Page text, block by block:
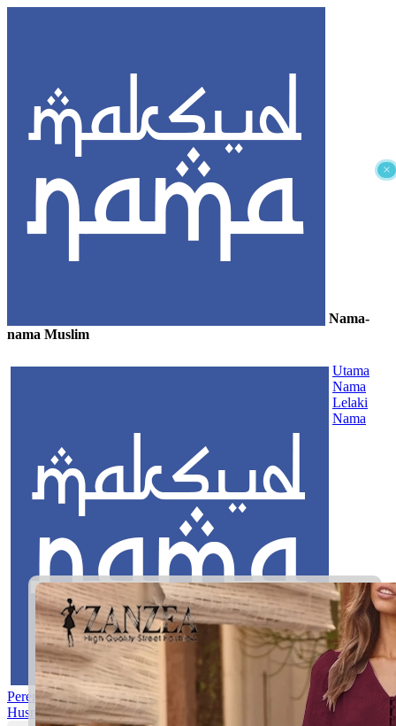
×
Nama-
nama Muslim
Utama
Nama
Lelaki
Nama
Perempuan Nama Pilihan Nama Gabungan Nama Rasul
Asma’ul
Husna Mom's Club